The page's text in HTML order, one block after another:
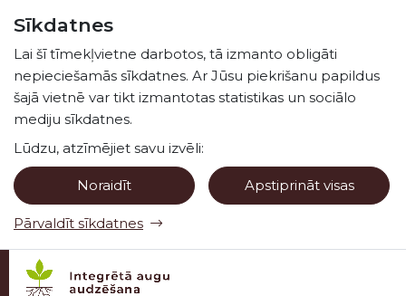
Sīkdatnes
Lai šī tīmekļvietne darbotos, tā izmanto obligāti
nepieciešamās sīkdatnes. Ar Jūsu piekrišanu papildus
šajā vietnē var tikt izmantotas statistikas un sociālo
mediju sīkdatnes.
Lūdzu, atzīmējiet savu izvēli:
Noraidīt Apstiprināt visas
Pārvaldīt sīkdatnes